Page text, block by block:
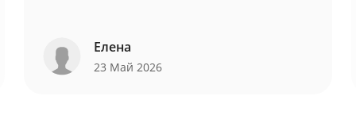
Елена
23 Май 2026